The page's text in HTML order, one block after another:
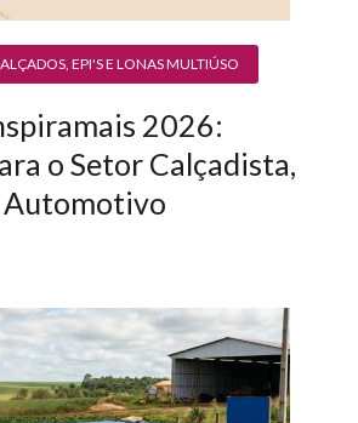
EPI'S E LONAS MULTIÚSO
2026:
o Setor Calçadista,